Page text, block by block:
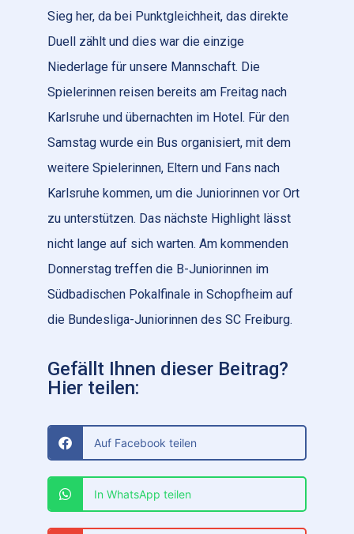
Sieg her, da bei Punktgleichheit, das direkte
Duell zählt und dies war die einzige
Niederlage für unsere Mannschaft. Die
Spielerinnen reisen bereits am Freitag nach
Karlsruhe und übernachten im Hotel. Für den
Samstag wurde ein Bus organisiert, mit dem
weitere Spielerinnen, Eltern und Fans nach
Karlsruhe kommen, um die Juniorinnen vor Ort
zu unterstützen. Das nächste Highlight lässt
nicht lange auf sich warten. Am kommenden
Donnerstag treffen die B-Juniorinnen im
Südbadischen Pokalfinale in Schopfheim auf
die Bundesliga-Juniorinnen des SC Freiburg.
Gefällt Ihnen dieser Beitrag?
Hier teilen:
Auf Facebook teilen
In WhatsApp teilen